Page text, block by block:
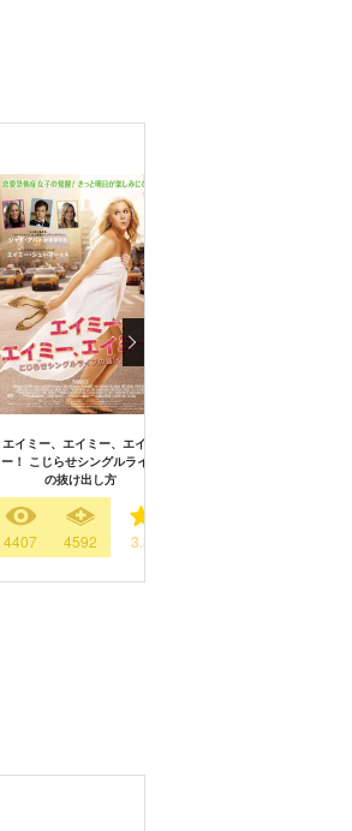
エイミー、エイミー、エイミ
ー！ こじらせシングルライフ
の抜け出し方
4407 4592 3.3